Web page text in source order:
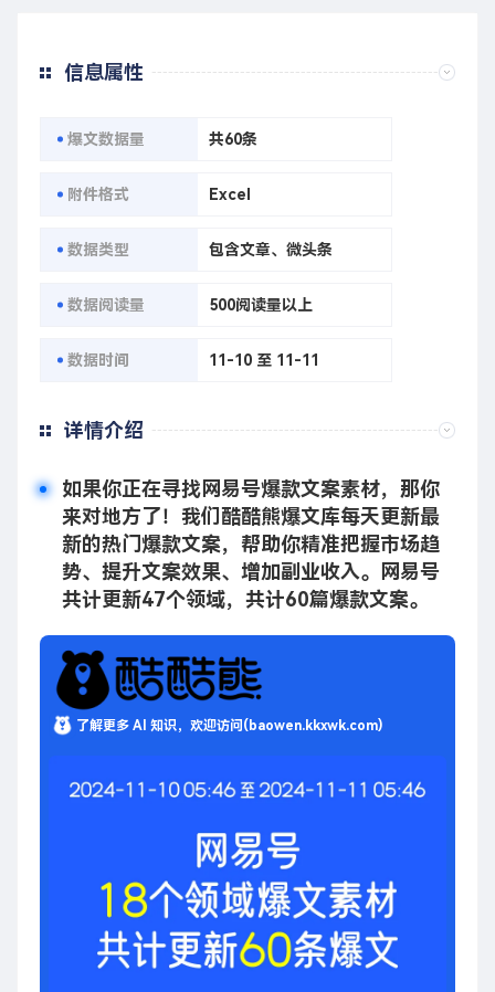
信息属性
爆文数据量 共60条
附件格式 Excel
数据类型 包含文章、微头条
数据阅读量 500阅读量以上
数据时间 11-10 至 11-11
详情介绍
如果你正在寻找网易号爆款文案素材，那你
来对地方了！我们酷酷熊爆文库每天更新最
新的热门爆款文案，帮助你精准把握市场趋
势、提升文案效果、增加副业收入。网易号
共计更新47个领域，共计60篇爆款文案。
了解更多 AI 知识，欢迎访问(baowen.kkxwk.com)